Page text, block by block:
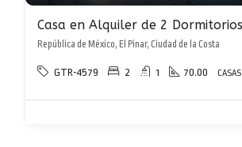
República de México, El Pinar, Ciudad de la Costa
GTR-4579 2 1 70.00 CASAS